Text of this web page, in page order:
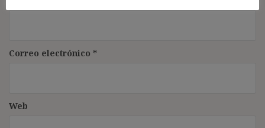
Correo electrónico *
Web